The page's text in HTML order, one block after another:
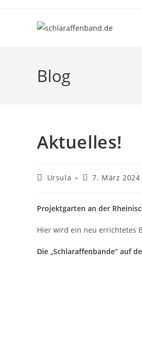
Blog
Aktuelles!
Beitrags-
Ursula
Beitrag
7. März 2024
Projektgarten an der
Hier wird ein neu errichtetes
Die „Schlaraffenbande“ auf